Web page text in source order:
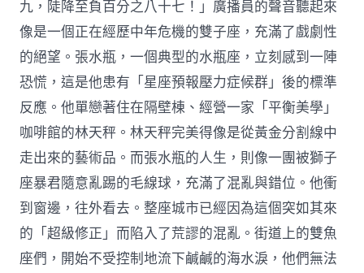
九，陡降至負百分之八十七！」廣播員的聲音聽起來
像是一個正在經歷中年危機的雙子座，充滿了戲劇性
的絕望。張水瓶，一個典型的水瓶座，立刻感到一陣
恐慌，這是他患有「星座預報壓力症候群」後的標準
反應。他單戀著住在隔壁棟、經營一家「平衡美學」
咖啡館的林天秤。林天秤完美得像是從黃金分割線中
走出來的藝術品。而張水瓶的人生，則像一團被獅子
座暴君隨意亂踢的毛線球，充滿了混亂與錯位。他衝
到窗邊，往外看去。整座城市已經因為這個突如其來
的「超級修正」而陷入了荒謬的混亂。街道上的雙魚
座們，開始不受控制地流下鹹鹹的海水淚，他們無法